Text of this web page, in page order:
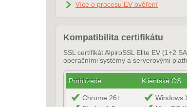
Více o procesu EV ověření
Kompatibilita certifikátu
SSL certifikát AlpiroSSL Elite EV (1+2
operačními systémy a serverovými
Prohlížeče Klientské OS
Chrome 26+
Windows